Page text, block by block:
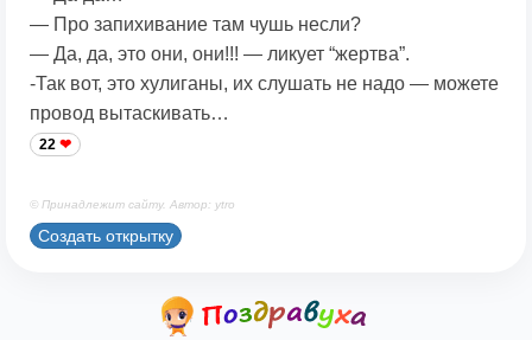
— Про запихивание там чушь несли?
— Да, да, это они, они!!! — ликует “жертва”.
-Так вот, это хулиганы, их слушать не надо — можете
провод вытаскивать…
22
© Принадлежит сайту. Автор: ytro
Создать открытку